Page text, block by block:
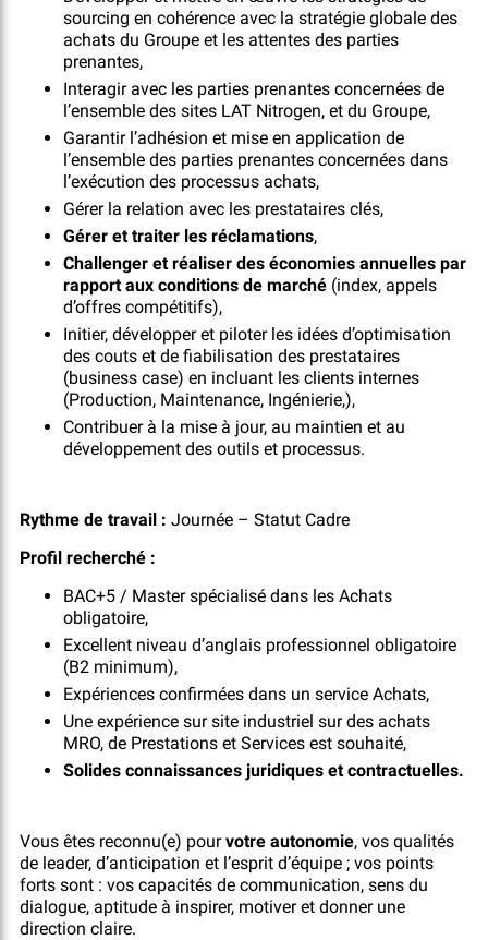
sourcing en cohérence avec la stratégie globale des
achats du Groupe et les attentes des parties
prenantes,
Interagir avec les parties prenantes concernées de
l’ensemble des sites LAT Nitrogen, et du Groupe,
Garantir l’adhésion et mise en application de
l’ensemble des parties prenantes concernées dans
l’exécution des processus achats,
Gérer la relation avec les prestataires clés,
Gérer et traiter les réclamations,
Challenger et réaliser des économies annuelles par
rapport aux conditions de marché(index, appels
d’offres compétitifs),
Initier, développer et piloter les idées d’optimisation
des couts et de fiabilisation des prestataires
(business case) en incluant les clients internes
(Production, Maintenance, Ingénierie,),
Contribuer à la mise à jour, au maintien et au
développement des outils et processus.
Rythme de travail: Journée – Statut Cadre
Profil recherché :
BAC+5 / Master spécialisé dans les Achats
obligatoire,
Excellent niveau d’anglais professionnel obligatoire
(B2 minimum),
Expériences confirmées dans un service Achats,
Une expérience sur site industriel sur des achats
MRO, de Prestations et Services est souhaité,
Solides connaissances juridiques et contractuelles.
Vous êtes reconnu(e) pourvotre autonomie, vos qualités
de leader, d’anticipation et l’esprit d’équipe ; vos points
forts sont : vos capacités de communication, sens du
dialogue, aptitude à inspirer, motiver et donner une
direction claire.